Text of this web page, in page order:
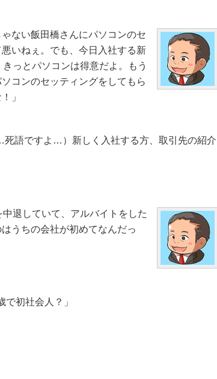
ない飯田橋さんにパソコンのセ
いねぇ。でも、今日入社する新
っとパソコンは得意だよ。もう
コンのセッティングをしてもら
」
死語ですよ…）新しく入社する方、取引先の紹介
退していて、アルバイトをした
うちの会社が初めてなんだっ
で初社会人？」